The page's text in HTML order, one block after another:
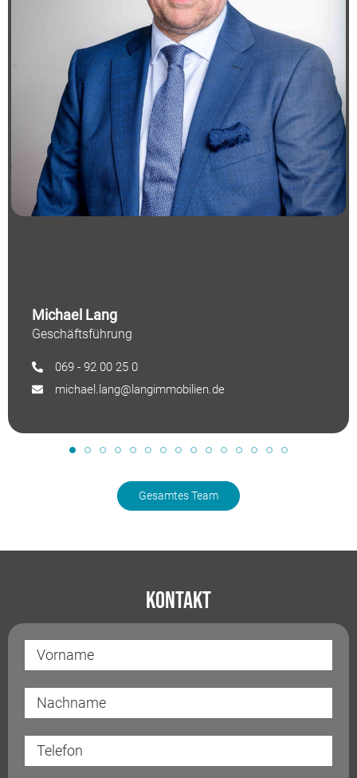
Michael Lang
Geschäftsführung
069 - 92 00 25 0
michael.lang@langimmobilien.de
Gesamtes Team
Kontakt